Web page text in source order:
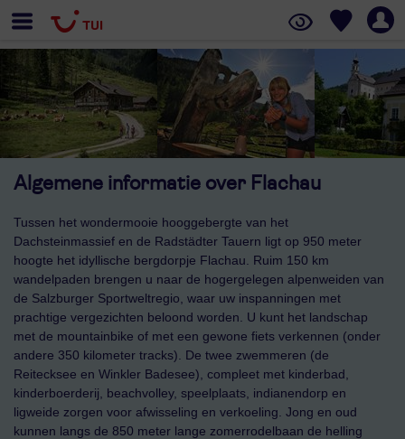
Algemene informatie over Flachau
Tussen het wondermooie hooggebergte van het
Dachsteinmassief en de Radstädter Tauern ligt op 950 meter
hoogte het idyllische bergdorpje Flachau. Ruim 150 km
wandelpaden brengen u naar de hogergelegen alpenweiden van
de Salzburger Sportweltregio, waar uw inspanningen met
prachtige vergezichten beloond worden. U kunt het landschap
met de mountainbike of met een gewone fiets verkennen (onder
andere 350 kilometer tracks). De twee zwemmeren (de
Reitecksee en Winkler Badesee), compleet met kinderbad,
kinderboerderij, beachvolley, speelplaats, indianendorp en
ligweide zorgen voor afwisseling en verkoeling. Jong en oud
kunnen langs de 850 meter lange zomerrodelbaan de helling